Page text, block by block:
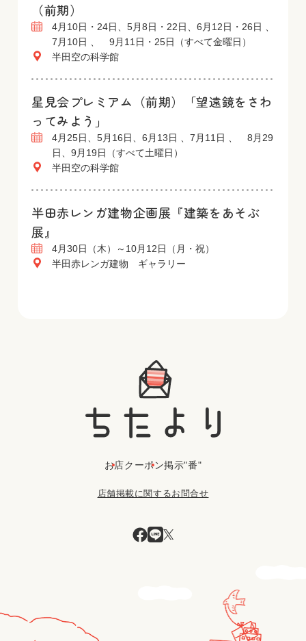
（前期）
4月10日・24日、5月8日・22日、6月12日・26日 、
7月10日 、 9月11日・25日（すべて金曜日）
半田空の科学館
星見会プレミアム（前期）「望遠鏡をさわ
ってみよう」
4月25日、5月16日、6月13日 、7月11日 、 8月29
日、9月19日（すべて土曜日）
半田空の科学館
半田赤レンガ建物企画展『建築をあそぶ
展』
4月30日（木）～10月12日（月・祝）
半田赤レンガ建物 ギャラリー
お店クーポン掲示"番"
店舗掲載に関するお問合せ